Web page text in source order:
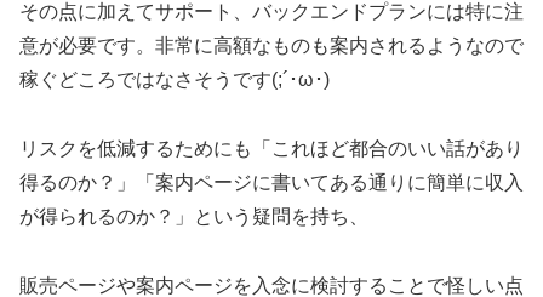
その点に加えてサポート、バックエンドプランには特に注
意が必要です。非常に高額なものも案内されるようなので
稼ぐどころではなさそうです(;´･ω･)
リスクを低減するためにも「これほど都合のいい話があり
得るのか？」「案内ページに書いてある通りに簡単に収入
が得られるのか？」という疑問を持ち、
販売ページや案内ページを入念に検討することで怪しい点